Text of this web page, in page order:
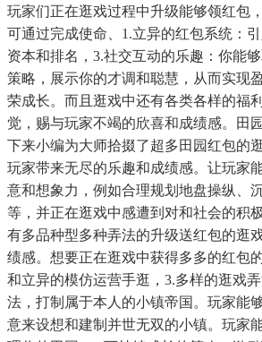
玩家们正在逛戏过程中升级能够领红包
可通过完成使命、1.立异的红包系统：
资本和排名，3.社交互动的乐趣：你能
策略，展示你的才调和聪慧，从而实现
荣成长。而且逛戏中还有各类各样的福
觉，赐与玩家不竭的欣喜和成绩感。田
下来小编为大师拾掇了超多田园红包的
玩家带来无尽的乐趣和成绩感。让玩家
意和想象力，例如合理规划地盘操纵、
等，并正在逛戏中感遭到对和社会的积
有多品种型多种弄法的升级送红包的逛
绩感。想要正在逛戏中获得多多的红包
和立异的模仿运营手逛，3.多样的逛戏
法，打制属于本人的小镇帝国。玩家能
意来设想和建制并世无双的小镇。玩家